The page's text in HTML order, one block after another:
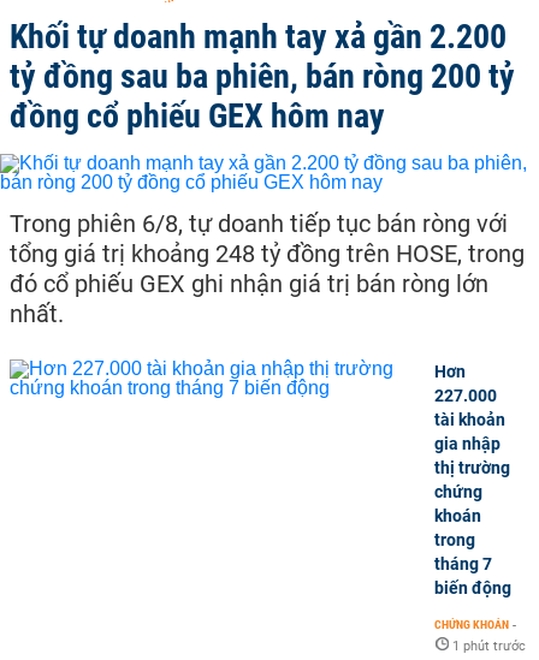
Khối tự doanh mạnh tay xả gần 2.200
tỷ đồng sau ba phiên, bán ròng 200 tỷ
đồng cổ phiếu GEX hôm nay
Trong phiên 6/8, tự doanh tiếp tục bán ròng với
tổng giá trị khoảng 248 tỷ đồng trên HOSE, trong
đó cổ phiếu GEX ghi nhận giá trị bán ròng lớn
nhất.
Hơn
227.000
tài khoản
gia nhập
thị trường
chứng
khoán
trong
tháng 7
biến động
CHỨNG KHOÁN -
1 phút trước